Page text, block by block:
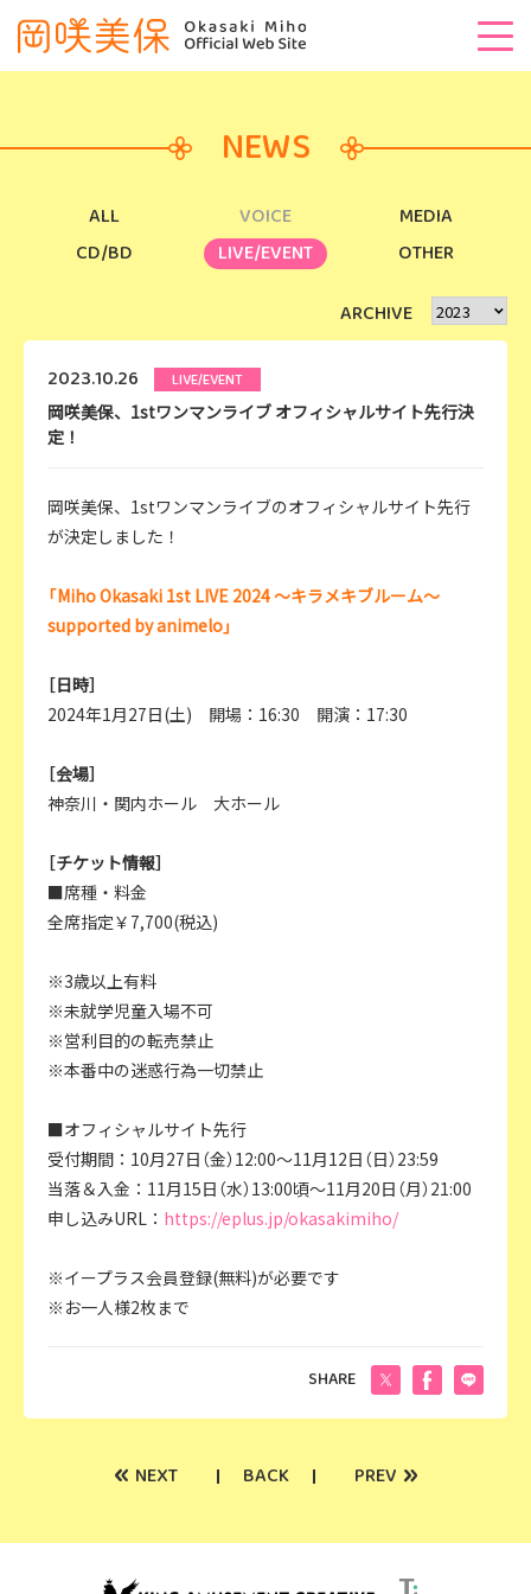
NEWS
ALL VOICE
MEDIA
CD/BD
LIVE/EVENT OTHER
ARCHIVE
2023.10.26 LIVE/EVENT
岡咲美保、1stワンマンライブ オフィシャルサイト先行決
定！
岡咲美保、1stワンマンライブのオフィシャルサイト先行
が決定しました！
「Miho Okasaki 1st LIVE 2024 ～キラメキブルーム～
supported by animelo」
［日時］
2024年1月27日(土) 開場：16:30 開演：17:30
［会場］
神奈川・関内ホール 大ホール
［チケット情報］
■席種・料金
全席指定￥7,700(税込)
※3歳以上有料
※未就学児童入場不可
※営利目的の転売禁止
※本番中の迷惑行為一切禁止
■オフィシャルサイト先行
受付期間：10月27日（金）12:00～11月12日（日）23:59
当落＆入金：11月15日（水）13:00頃～11月20日（月）21:00
申し込みURL： https://eplus.jp/okasakimiho/
※イープラス会員登録(無料)が必要です
※お一人様2枚まで
SHARE
« NEXT BACK PREV »